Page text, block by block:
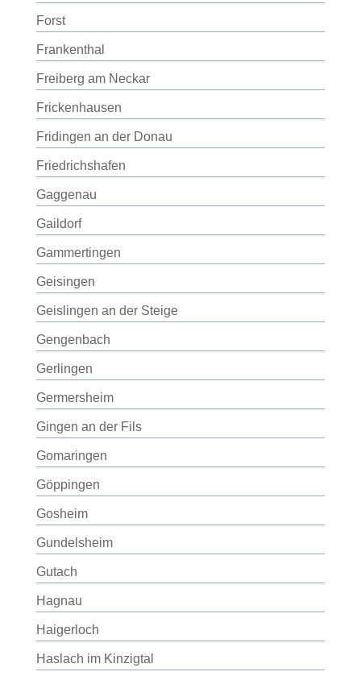
Forst
Frankenthal
Freiberg am Neckar
Frickenhausen
Fridingen an der Donau
Friedrichshafen
Gaggenau
Gaildorf
Gammertingen
Geisingen
Geislingen an der Steige
Gengenbach
Gerlingen
Germersheim
Gingen an der Fils
Gomaringen
Göppingen
Gosheim
Gundelsheim
Gutach
Hagnau
Haigerloch
Haslach im Kinzigtal